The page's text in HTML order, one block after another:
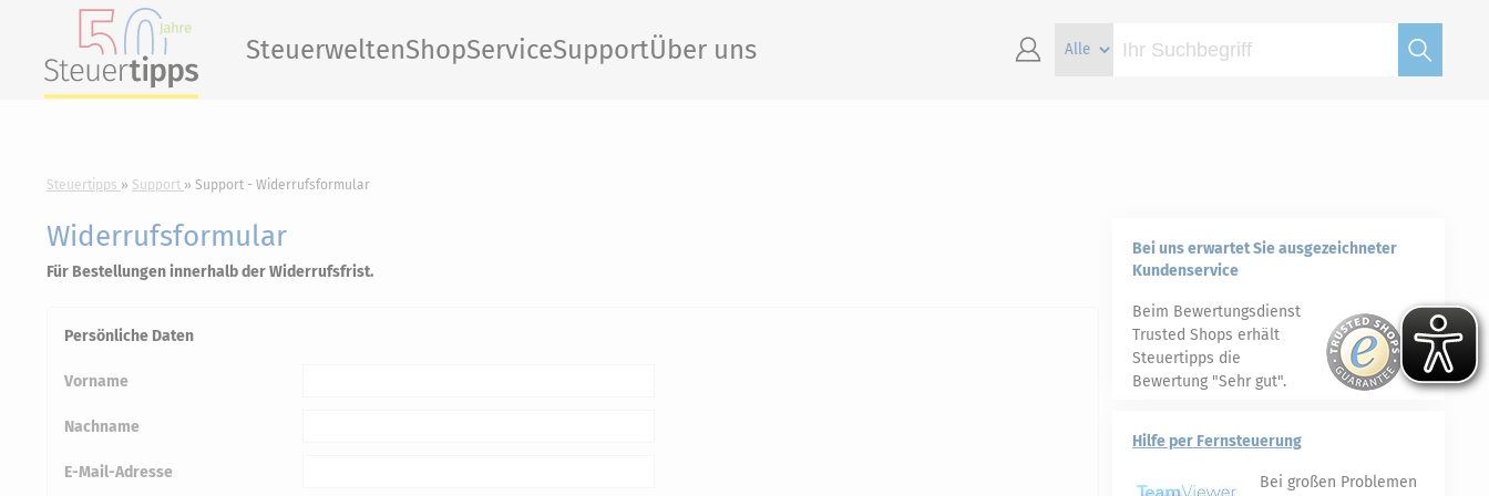
SteuerweltenShopServiceSupportÜber uns
Steuertipps Support Support - Widerrufsformular
Widerrufsformular
Für Bestellungen innerhalb der Widerrufsfrist.
Persönliche Daten
Vorname
Nachname
E-Mail-Adresse
Bei uns erwartet Sie ausgezeichneter
Kundenservice
Beim Bewertungsdienst
Trusted Shops erhält
Steuertipps die
Bewertung "Sehr gut".
Hilfe per Fernsteuerung
Bei großen Problemen